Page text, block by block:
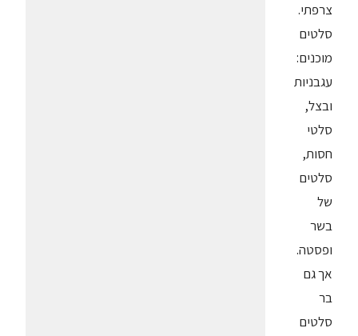
צרפתי.
סלטים
מוכנים:
עגבניות
ובצל,
סלטי
חסות,
סלטים
של
בשר
ופסטה.
אך גם
בר
סלטים